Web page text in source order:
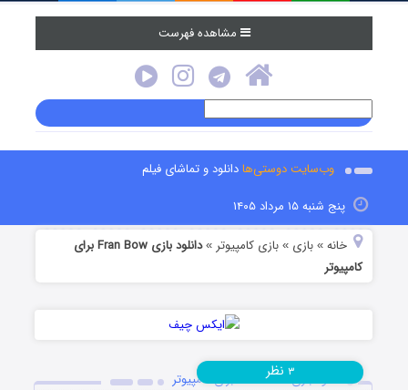
مشاهده فهرست
وب‌سایت دوستی‌هادانلود و تماشای فیلم
پنج شنبه ۱۵ مرداد ۱۴۰۵
خانه »بازی »بازی کامپیوتر »
دانلود بازی Fran Bow برای
کامپیوتر
دانلود بازی Fran Bow برای کامپیوتر
۳ نظر